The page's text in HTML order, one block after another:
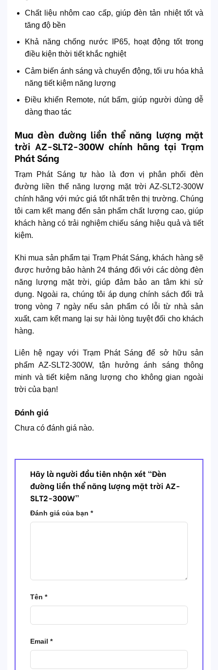
Chất liệu nhôm cao cấp, giúp đèn tản nhiệt tốt và
tăng độ bền
Khả năng chống nước IP65, hoạt động tốt trong
điều kiện thời tiết khắc nghiệt
Cảm biến ánh sáng và chuyển động, tối ưu hóa khả
năng tiết kiệm năng lượng
Điều khiển Remote, nút bấm, giúp người dùng dễ
dàng thao tác
Mua đèn đường liền thể năng lượng mặt
trời AZ-SLT2-300W chính hãng tại Trạm
Phát Sáng
Trạm Phát Sáng tự hào là đơn vị phân phối đèn
đường liền thể năng lượng mặt trời AZ-SLT2-300W
chính hãng với mức giá tốt nhất trên thị trường. Chúng
tôi cam kết mang đến sản phẩm chất lượng cao, giúp
khách hàng có trải nghiệm chiếu sáng hiệu quả và tiết
kiệm.
Khi mua sản phẩm tại Trạm Phát Sáng, khách hàng sẽ
được hưởng bảo hành 24 tháng đối với các dòng đèn
năng lượng mặt trời, giúp đảm bảo an tâm khi sử
dụng. Ngoài ra, chúng tôi áp dụng chính sách đổi trả
trong vòng 7 ngày nếu sản phẩm có lỗi từ nhà sản
xuất, cam kết mang lại sự hài lòng tuyệt đối cho khách
hàng.
Liên hệ ngay với Trạm Phát Sáng để sở hữu sản
phẩm AZ-SLT2-300W, tận hưởng ánh sáng thông
minh và tiết kiệm năng lượng cho không gian ngoài
trời của bạn!
Đánh giá
Chưa có đánh giá nào.
Hãy là người đầu tiên nhận xét “Đèn
đường liền thể năng lượng mặt trời AZ-
SLT2-300W”
Đánh giá của bạn *
Tên *
Email *